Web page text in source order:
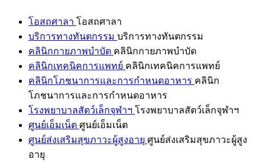
โอสถศาลา โอสถศาลา
บริการทางทันตกรรม บริการทางทันตกรรม
คลินิกกายภาพบำบัด คลินิกกายภาพบำบัด
คลินิกเทคนิคการแพทย์ คลินิกเทคนิคการแพทย์
คลินิกโภชนาการและการกำหนดอาหาร คลินิก
โภชนาการและการกำหนดอาหาร
โรงพยาบาลสัตว์เล็กจุฬาฯ โรงพยาบาลสัตว์เล็กจุฬาฯ
ศูนย์เอ็มเน็ต ศูนย์เอ็มเน็ต
ศูนย์ส่งเสริมสุขภาวะผู้สูงอายุ ศูนย์ส่งเสริมสุขภาวะผู้สูง
อายุ